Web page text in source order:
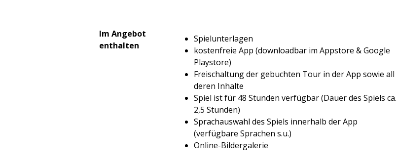
Im Angebot
enthalten
Spielunterlagen
kostenfreie App (downloadbar im Appstore & Google
Playstore)
Freischaltung der gebuchten Tour in der App sowie all
deren Inhalte
Spiel ist für 48 Stunden verfügbar (Dauer des Spiels ca.
2,5 Stunden)
Sprachauswahl des Spiels innerhalb der App
(verfügbare Sprachen s.u.)
Online-Bildergalerie